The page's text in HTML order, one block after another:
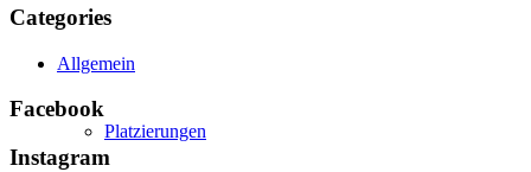
Platzierungen
Categories
Allgemein
Facebook
Instagram